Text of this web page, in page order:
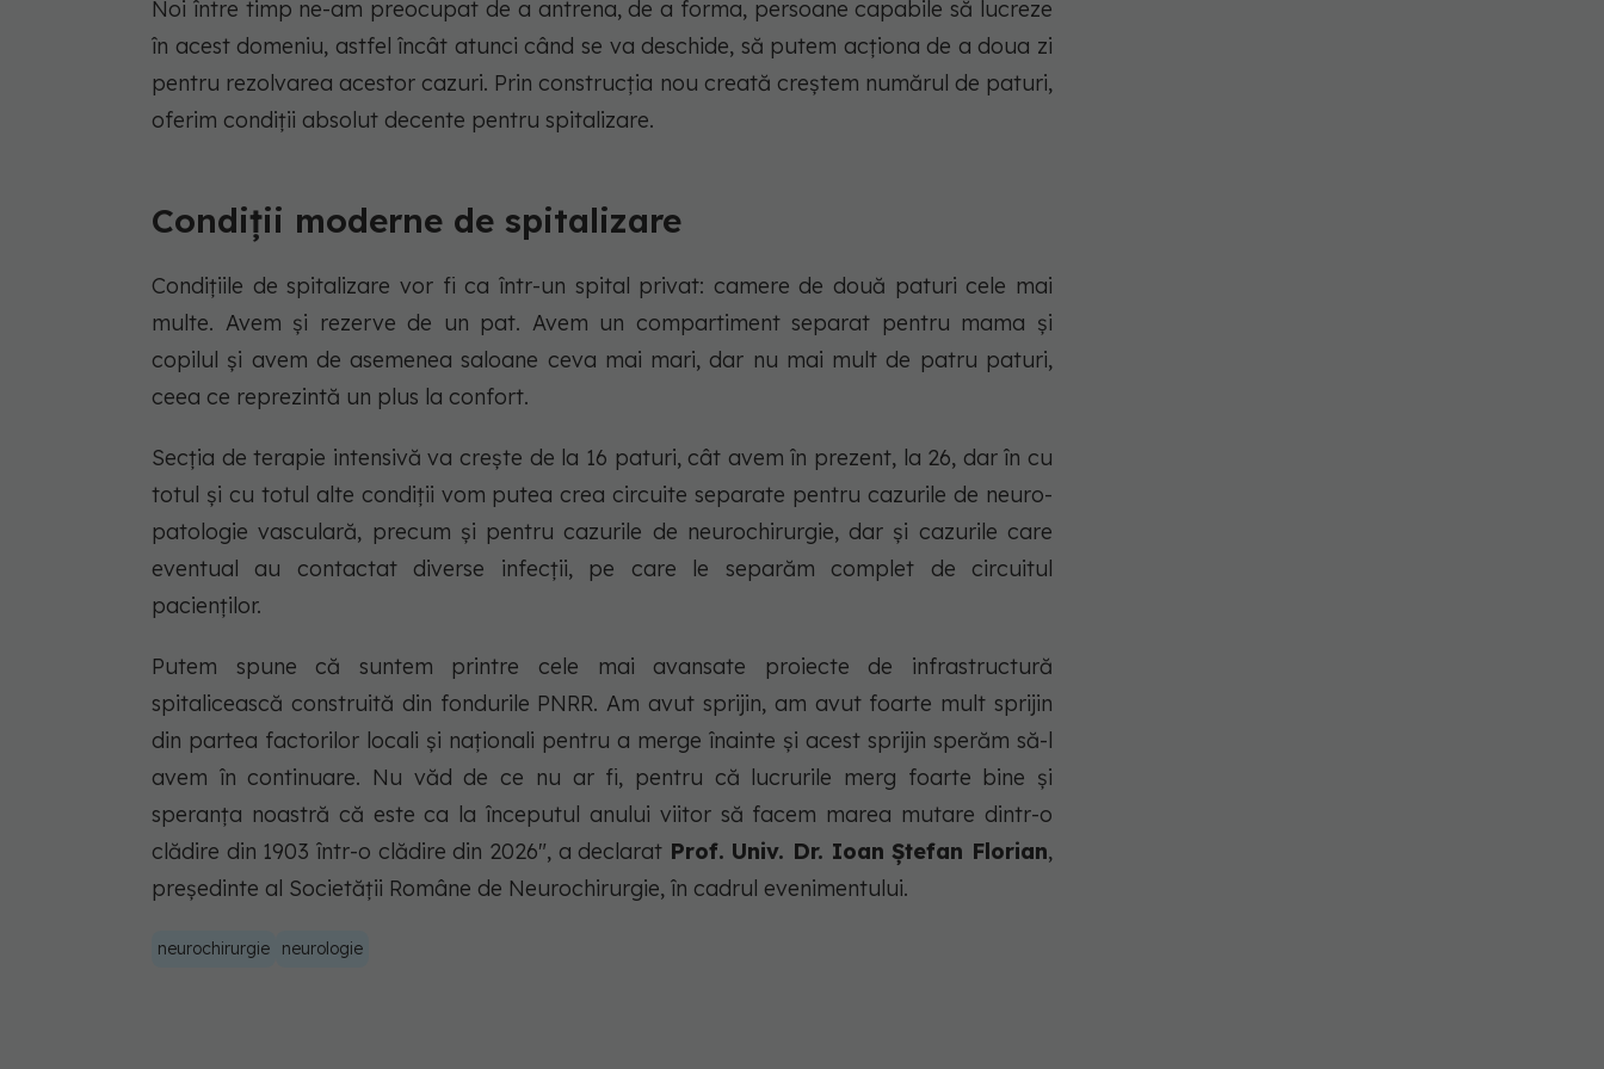
Noi între timp ne-am preocupat de a antrena, de a forma, persoane capabile să lucreze
în acest domeniu, astfel încât atunci când se va deschide, să putem acționa de a doua zi
pentru rezolvarea acestor cazuri. Prin construcția nou creată creștem numărul de paturi,
oferim condiții absolut decente pentru spitalizare.
Condiții moderne de spitalizare
Condițiile de spitalizare vor fi ca într-un spital privat: camere de două paturi cele mai
multe. Avem și rezerve de un pat. Avem un compartiment separat pentru mama și
copilul și avem de asemenea saloane ceva mai mari, dar nu mai mult de patru paturi,
ceea ce reprezintă un plus la confort.
Secția de terapie intensivă va crește de la 16 paturi, cât avem în prezent, la 26, dar în cu
totul și cu totul alte condiții vom putea crea circuite separate pentru cazurile de neuro-
patologie vasculară, precum și pentru cazurile de neurochirurgie, dar și cazurile care
eventual au contactat diverse infecții, pe care le separăm complet de circuitul
pacienților.
Putem spune că suntem printre cele mai avansate proiecte de infrastructură
spitalicească construită din fondurile PNRR. Am avut sprijin, am avut foarte mult sprijin
din partea factorilor locali și naționali pentru a merge înainte și acest sprijin sperăm să-l
avem în continuare. Nu văd de ce nu ar fi, pentru că lucrurile merg foarte bine și
speranța noastră că este ca la începutul anului viitor să facem marea mutare dintr-o
clădire din 1903 într-o clădire din 2026", a declarat Prof. Univ. Dr. Ioan Ștefan Florian,
președinte al Societății Române de Neurochirurgie, în cadrul evenimentului.
neurochirurgie neurologie